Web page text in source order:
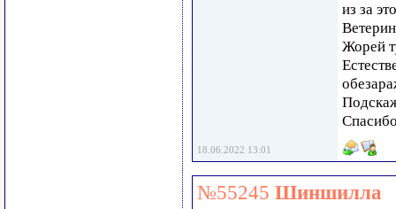
из за
Жорей
18.06.2022 13:01
№55245 Шиншилла